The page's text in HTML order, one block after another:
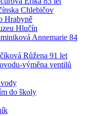
Chlebičov
Hrabyně
Hlučín
Annemarie 84
Růžena 91 let
výměna ventilů
do školy